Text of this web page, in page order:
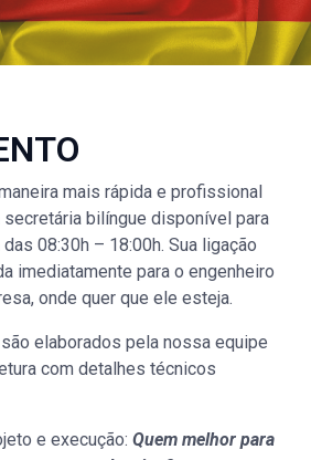
mais rápida e profissional
bilíngue disponível para
08:30h – 18:00h. Sua ligação
imediatamente para o engenheiro
onde quer que ele esteja.
elaborados pela nossa equipe
com detalhes técnicos
e execução: Quem melhor para